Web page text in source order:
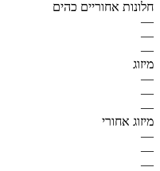
חלונות אחוריים כהים
—
—
—
מיזוג
—
—
—
מיזוג אחורי
—
—
—